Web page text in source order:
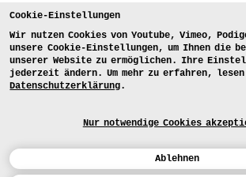
Cookie-Einstellungen
Wir nutzen Cookies von Youtube, Vimeo,
unsere Cookie-Einstellungen, um Ihnen die
unserer Website zu ermöglichen. Ihre
jederzeit ändern. Um mehr zu erfahren,
Datenschutzerklärung.
Nur notwendige Cookies
Ablehnen
Kalender